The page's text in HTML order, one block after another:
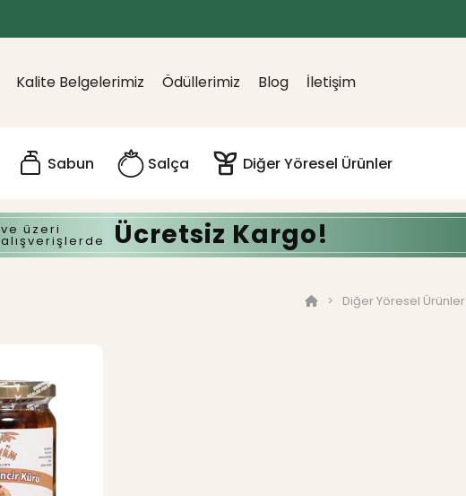
Kalite Belgelerimiz Ödüllerimiz Blog İletişim
Sabun Salça Diğer Yöresel Ürünler
ve üzeri
alışverişlerde Ücretsiz Kargo!
Diğer Yöresel Ürünler